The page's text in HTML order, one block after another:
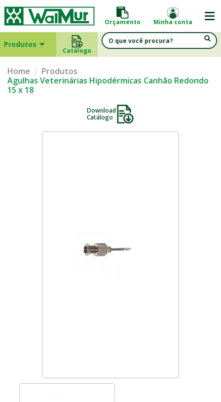
Orçamento Minha conta
Produtos
Catálogo
Home
Produtos
Agulhas Veterinárias Hipodérmicas Canhão Redondo
15 x 18
Download
Catálogo